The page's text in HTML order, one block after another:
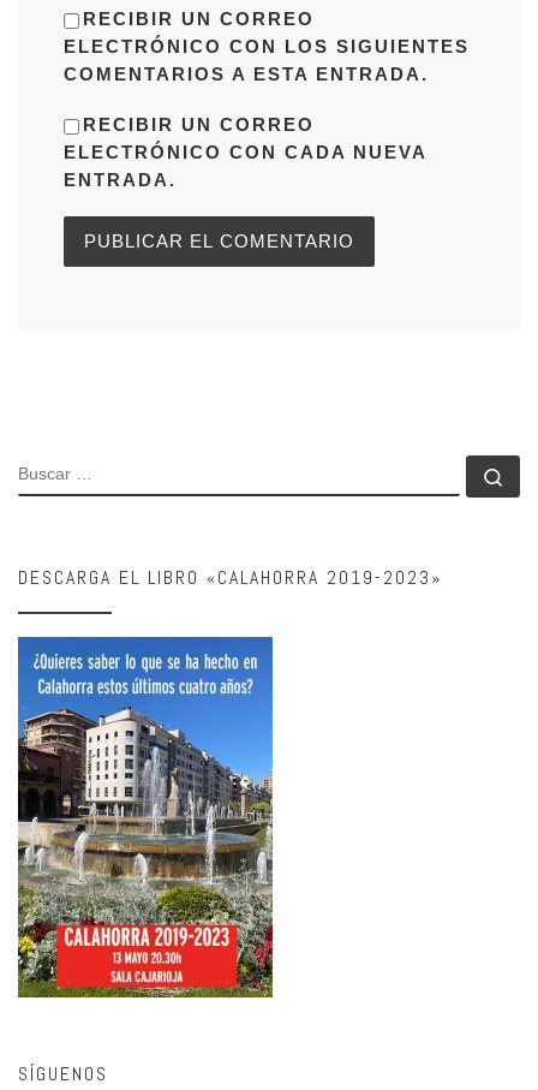
RECIBIR UN CORREO
ELECTRÓNICO CON LOS SIGUIENTES
COMENTARIOS A ESTA ENTRADA.
RECIBIR UN CORREO
ELECTRÓNICO CON CADA NUEVA
ENTRADA.
BUSCAR
DESCARGA EL LIBRO «CALAHORRA 2019-2023»
SÍGUENOS